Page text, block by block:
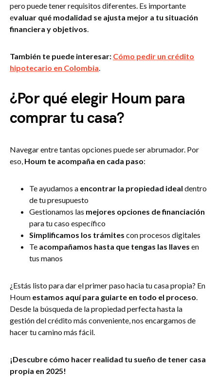
pero puede tener requisitos diferentes. Es importante
evaluar qué modalidad se ajusta mejor a tu situación
financiera y objetivos.
También te puede interesar: Cómo pedir un crédito
hipotecario en Colombia.
¿Por qué elegir Houm para
comprar tu casa?
Navegar entre tantas opciones puede ser abrumador. Por
eso, Houm te acompaña en cada paso:
Te ayudamos a encontrar la propiedad ideal dentro
de tu presupuesto
Gestionamos las mejores opciones de financiación
para tu caso específico
Simplificamos los trámites con procesos digitales
Te acompañamos hasta que tengas las llaves en
tus manos
¿Estás listo para dar el primer paso hacia tu casa propia? En
Houm estamos aquí para guiarte en todo el proceso.
Desde la búsqueda de la propiedad perfecta hasta la
gestión del crédito más conveniente, nos encargamos de
hacer tu camino más fácil.
¡Descubre cómo hacer realidad tu sueño de tener casa
propia en 2025!